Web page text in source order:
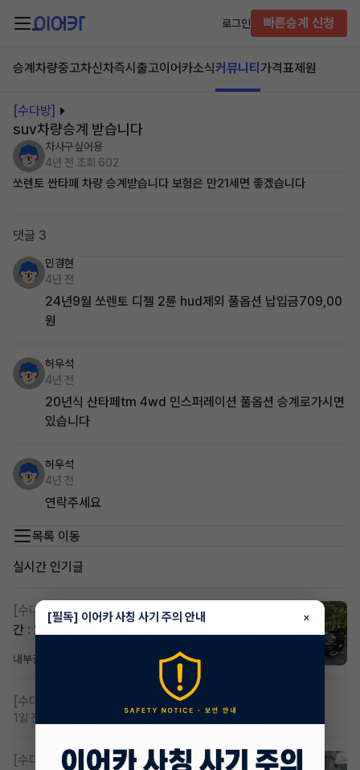
로그인 빠른승계 신청
승계차량중고차신차즉시출고이어카소식커뮤니티 가격표제원
[수다방]
suv차량승계 받습니다
차사구싶어용
4년 전 조회 602
쏘렌토 싼타페 차량 승계받습니다 보험은 만21세면 좋겠습니다
댓글 3
민경현
4년 전
24년9월 쏘렌토 디젤 2륜 hud제외 풀옵션 납입금709,00
원
허우석
4년 전
20년식 산타페tm 4wd 인스퍼레이션 풀옵션 승계로가시면
있습니다
허우석
4년 전
연락주세요
목록 이동
실시간 인기글
[수다방] 스포티지하이브리드 승계합니다(잔여렌트기
간 : 26개월)
내부결재 댓글 1
[수다방] 저신용 무심사 or 신차 렌트 찾으시는분!!
1일 전
[수다방] K8 하이브리드 (풀옵션) 758,780원
[필독] 이어카 사칭 사기 주의 안내 ×